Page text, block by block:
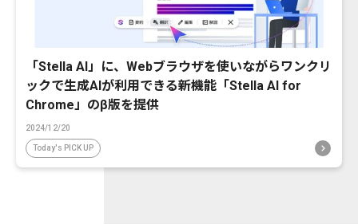
「Stella AI」に、Webブラウザを使いながらワンクリ
ックで生成AIが利用できる新機能「Stella AI for
Chrome」のβ版を提供
2024/12/20
Today's PICK UP